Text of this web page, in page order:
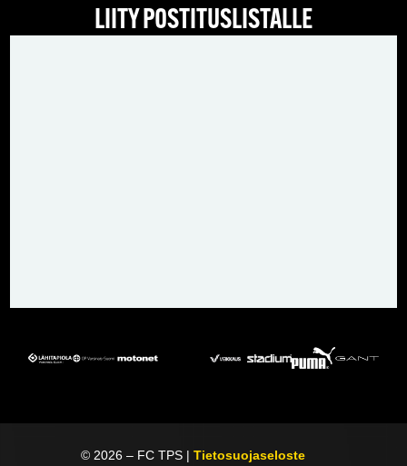
LIITY POSTITUSLISTALLE
© 2026 – FC TPS |Tietosuojaseloste